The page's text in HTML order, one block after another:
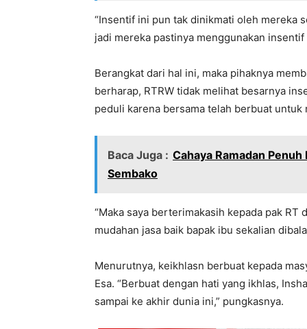
“Insentif ini pun tak dinikmati oleh mereka
jadi mereka pastinya menggunakan
Berangkat dari hal ini, maka pihaknya
berharap, RTRW tidak melihat besarnya
peduli karena bersama telah berbuat untuk
Baca Juga : Cahaya Ramadan
Sembako
“Maka saya berterimakasih kepada pak RT
mudahan jasa baik bapak ibu sekalian
Menurutnya, keikhlasn berbuat kepada
Esa. “Berbuat dengan hati yang ikhlas,
sampai ke akhir dunia ini,” pungkasnya.